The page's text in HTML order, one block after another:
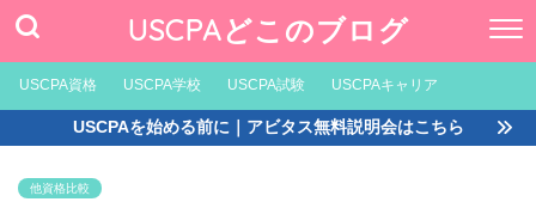
USCPAどこのブログ
USCPA資格 USCPA学校 USCPA試験 USCPAキャリア
USCPAを始める前に｜アビタス無料説明会はこちら
他資格比較